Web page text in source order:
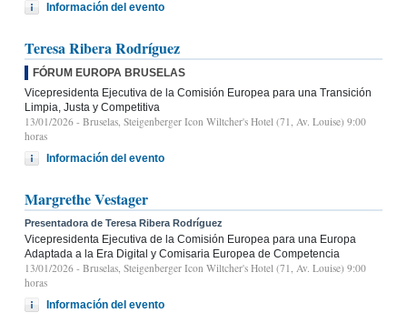
Información del evento
Teresa Ribera Rodríguez
FÓRUM EUROPA BRUSELAS
Vicepresidenta Ejecutiva de la Comisión Europea para una Transición
Limpia, Justa y Competitiva
13/01/2026 - Bruselas, Steigenberger Icon Wiltcher's Hotel (71, Av. Louise) 9:00
horas
Información del evento
Margrethe Vestager
Presentadora de Teresa Ribera Rodríguez
Vicepresidenta Ejecutiva de la Comisión Europea para una Europa
Adaptada a la Era Digital y Comisaria Europea de Competencia
13/01/2026 - Bruselas, Steigenberger Icon Wiltcher's Hotel (71, Av. Louise) 9:00
horas
Información del evento